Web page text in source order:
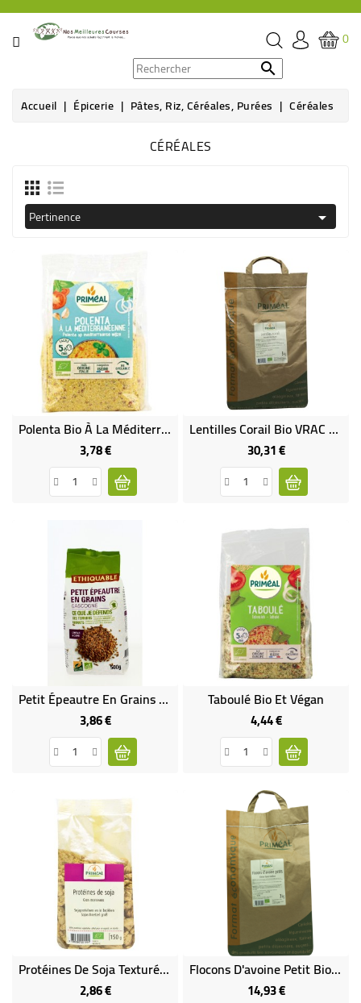
CATÉGORIE
ÉPICERIE
BOISSON
SANTÉ
ÊTRE
BÉBÉ
CULTUREL
0

Accueil Épicerie Pâtes, Riz, Céréales, Purées Céréales
CÉRÉALES
Pertinence 
Polenta Bio À La Méditerranéenne
3,78 €Prix
Lentilles Corail Bio VRAC RHD 5 Kg
30,31 €Prix
Petit Épeautre En Grains Bio & Équitable
3,86 €Prix
Taboulé Bio Et Végan
4,44 €Prix
Protéines De Soja Texturées Bio & Vegan
2,86 €Prix
Flocons D'avoine Petit Bio VRAC RHD 3 Kg
14,93 €Prix